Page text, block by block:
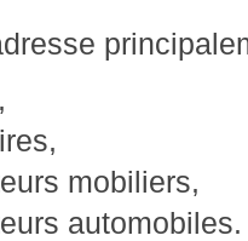
mobiliers,
automobiles.